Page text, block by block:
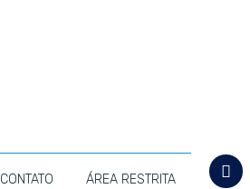
CONTATO ÁREA RESTRITA